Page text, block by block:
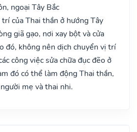
ngoại Tây Bắc
của Thai thần ở hướng Tây
giã gạo, nơi xay bột và cửa
đó, không nên dịch chuyển vị trí
công việc sửa chữa đục đẽo ở
đó có thể làm động Thai thần,
mẹ và thai nhi.